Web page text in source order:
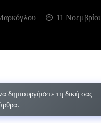
11
δημιουργήσετε τη δική σας